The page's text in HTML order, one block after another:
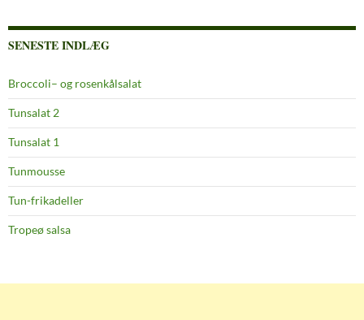
SENESTE INDLÆG
Broccoli– og rosenkålsalat
Tunsalat 2
Tunsalat 1
Tunmousse
Tun-frikadeller
Tropeø salsa